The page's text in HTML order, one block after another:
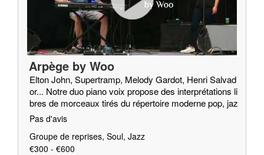
Arpège by Woo
Elton John, Supertramp, Melody Gardot, Henri Salvad
or... Notre duo piano voix propose des interprétations li
bres de morceaux tirés du répertoire moderne pop, jaz
z, soul…
Pas d'avis
Groupe de reprises, Soul, Jazz
€300 - €600